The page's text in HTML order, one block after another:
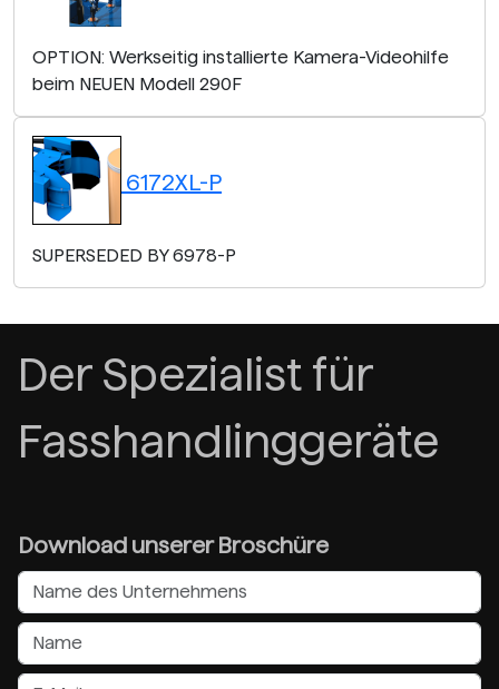
OPTION: Werkseitig installierte Kamera-Videohilfe
beim NEUEN Modell 290F
6172XL-P
SUPERSEDED BY 6978-P
Der Spezialist für
Fasshandlinggeräte
Download unserer Broschüre